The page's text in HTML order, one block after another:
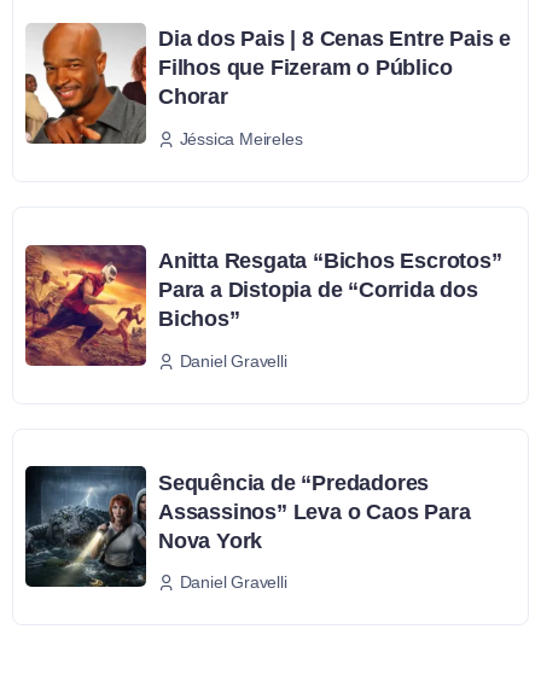
Dia dos Pais | 8 Cenas Entre Pais e
Filhos que Fizeram o Público
Chorar
Jéssica Meireles
Anitta Resgata “Bichos Escrotos”
Para a Distopia de “Corrida dos
Bichos”
Daniel Gravelli
Sequência de “Predadores
Assassinos” Leva o Caos Para
Nova York
Daniel Gravelli